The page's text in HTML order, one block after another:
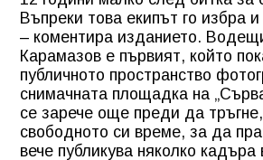
Въпреки това екипът го избра
– коментира изданието.
Карамазов е първият, който
публичното пространство
снимачната площадка на
се зарече още преди да
свободното си време, за да
вече публикува няколко кадъра